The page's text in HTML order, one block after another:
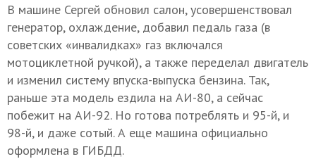
В машине Сергей обновил салон, усовершенствовал
генератор, охлаждение, добавил педаль газа (в
советских «инвалидках» газ включался
мотоциклетной ручкой), а также переделал двигатель
и изменил систему впуска-выпуска бензина. Так,
раньше эта модель ездила на АИ-80, а сейчас
побежит на АИ-92. Но готова потреблять и 95-й, и
98-й, и даже сотый. А еще машина официально
оформлена в ГИБДД.